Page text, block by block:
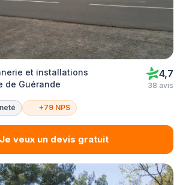
et installations
de Guérande
4,7
38 avis
+79 NPS
Je veux un devis gratuit